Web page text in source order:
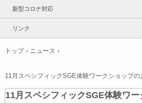
新型コロナ対応
リンク
トップ › ニュース ›
11月スペシフィックSGE体験ワークショップの
11月スペシフィックSGE体験ワ